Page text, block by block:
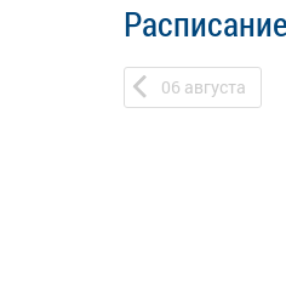
06 августа